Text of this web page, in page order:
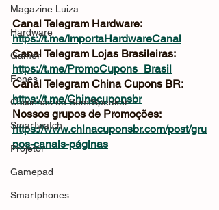
Magazine Luiza
Hardware
Gamer
Fones
Caixinhas de Som/Speaker
Smartwatch
Projetor
Gamepad
Smartphones
Canal Telegram Hardware:
https://t.me/ImportaHardwareCanal
Canal Telegram Lojas Brasileiras:
https://t.me/PromoCupons_Brasil
Canal Telegram China Cupons BR:
https://t.me/Chinacuponsbr
Nossos grupos de Promoções:
https://www.chinacuponsbr.com/post/gru
pos-canais-páginas